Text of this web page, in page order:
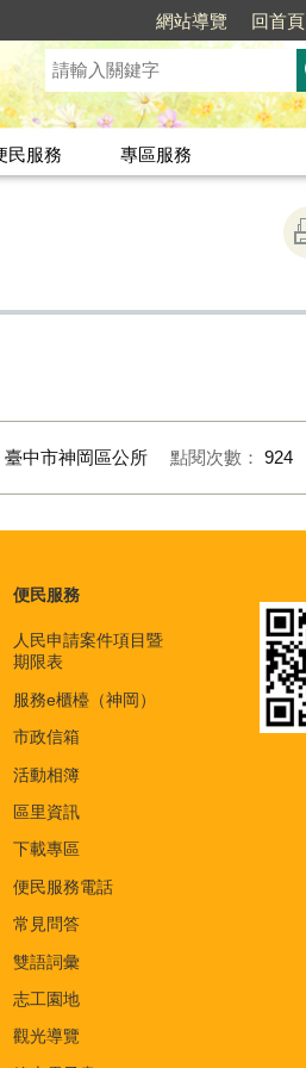
網站導覽 回首頁
民服務
專區服務
臺中市神岡區公所 點閱次數： 924
便民服務
人民申請案件項目暨
期限表
服務e櫃檯（神岡）
市政信箱
活動相簿
區里資訊
下載專區
便民服務電話
常見問答
雙語詞彙
志工園地
觀光導覽